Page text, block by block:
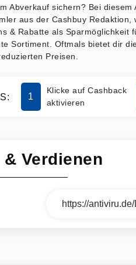
Abverkauf sichern? Bei
aus der Cashbuy
& Rabatte als Sparmöglichkeit
Sortiment. Oftmals bietet dir
Preisen.
1
Klicke auf Cashback
aktivieren
Verdienen